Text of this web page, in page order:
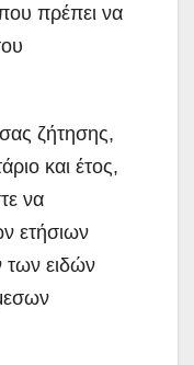
πρέπει να
ζήτησης,
και έτος,
να
ετήσιων
των ειδών